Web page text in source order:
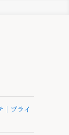
｜プライ